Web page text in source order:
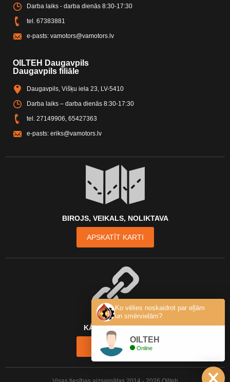
Darba laiks - darba dienās 8:30-17:30
tel. 67383881
e-pasts: vamotors@vamotors.lv
OILTEH Daugavpils
Daugavpils filiāle
Daugavpils, Višķu iela 23, LV-5410
Darba laiks – darba dienās 8:30-17:30
tel. 27149906, 65427363
e-pasts: eriks@vamotors.lv
BIROJS, VEIKALS, NOLIKTAVA
APSKATĪT KARTI
KĀ MŪS ATRAST?
KONTAKTI
Ko vēlies noskaidrot par eļļām
un smērvielām?
OILTEH
Online